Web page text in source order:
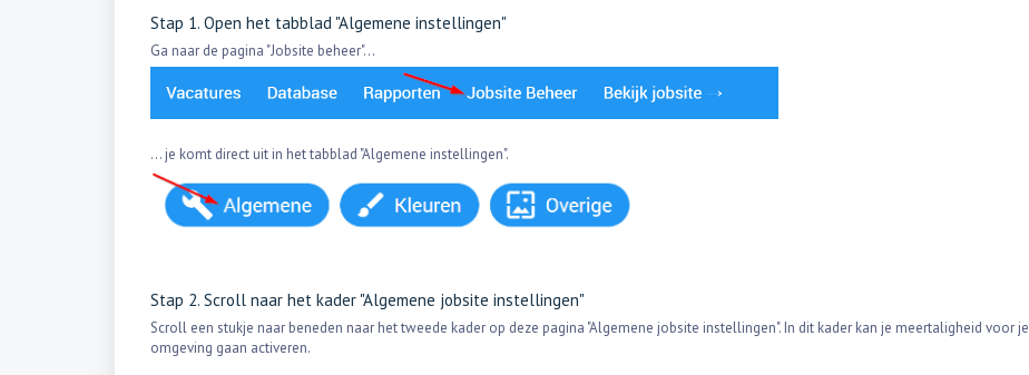
Stap 1. Open het tabblad "Algemene instellingen"
Ga naar de pagina "Jobsite beheer"...
... je komt direct uit in het tabblad "Algemene instellingen".
Stap 2. Scroll naar het kader "Algemene jobsite instellingen"
Scroll een stukje naar beneden naar het tweede kader op deze pagina "Algemene jobsite instellingen". In dit kader kan je meertaligheid voor je
omgeving gaan activeren.